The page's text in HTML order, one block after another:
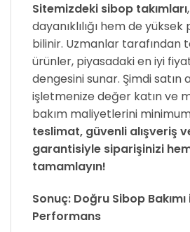
Sitemizdeki sibop takımları
dayanıklılığı hem de
bilinir. Uzmanlar tarafından
ürünler, piyasadaki en iyi
dengesini sunar. Şimdi satın
işletmenize değer katın ve
bakım maliyetlerini
teslimat, güvenli alışveriş
garantisiyle siparişinizi
tamamlayın!
Sonuç: Doğru Sibop
Performans